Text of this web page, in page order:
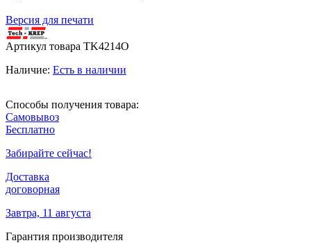
Версия для печати
Артикул товара TK4214O
Наличие: Есть в наличии
Способы получения товара:
Самовывоз
Бесплатно
Забирайте сейчас!
Доставка
договорная
Завтра, 11 августа
Гарантия производителя